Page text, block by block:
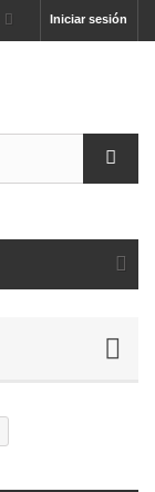
Iniciar sesión